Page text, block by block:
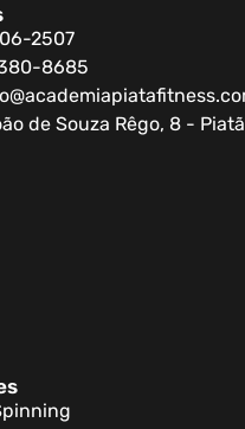
2507
8685
de Souza Rêgo, 8 -